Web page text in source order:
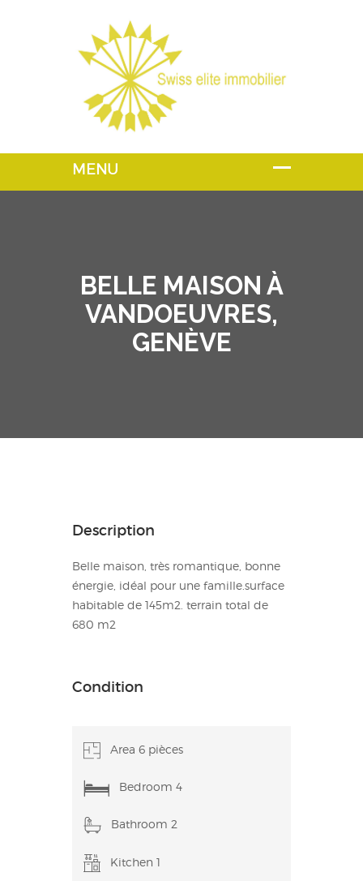
BELLE MAISON À
VANDOEUVRES,
GENÈVE
Description
Belle maison, très romantique, bonne
énergie, idéal pour une famille.surface
habitable de 145m2. terrain total de
680 m2
Condition
Area 6 pièces
Bedroom 4
Bathroom 2
Kitchen 1